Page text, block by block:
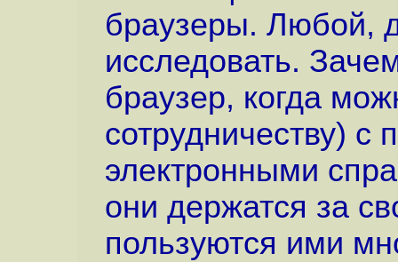
браузеры. Любой,
исследовать.
браузер, когда
сотрудничеству)
электронными
они держатся за
пользуются ими